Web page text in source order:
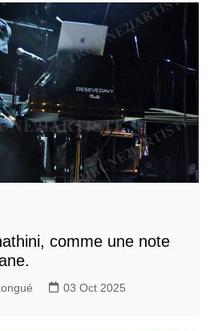
comme une note
03 Oct 2025